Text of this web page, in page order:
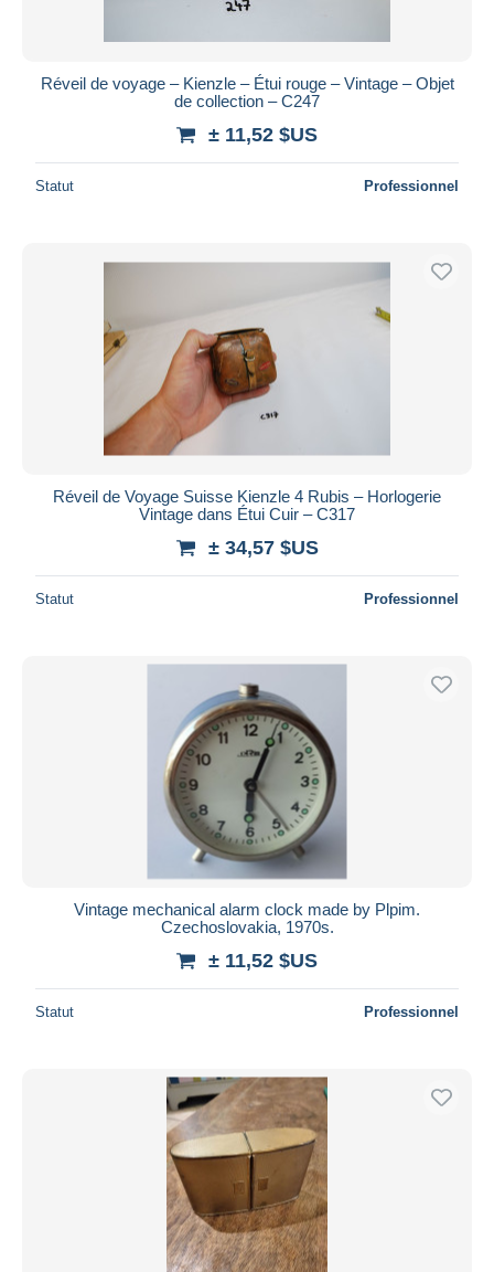
Réveil de voyage – Kienzle – Étui rouge – Vintage – Objet
de collection – C247
± 11,52 $US
Statut Professionnel
Réveil de Voyage Suisse Kienzle 4 Rubis – Horlogerie
Vintage dans Étui Cuir – C317
± 34,57 $US
Statut Professionnel
Vintage mechanical alarm clock made by Plpim.
Czechoslovakia, 1970s.
± 11,52 $US
Statut Professionnel